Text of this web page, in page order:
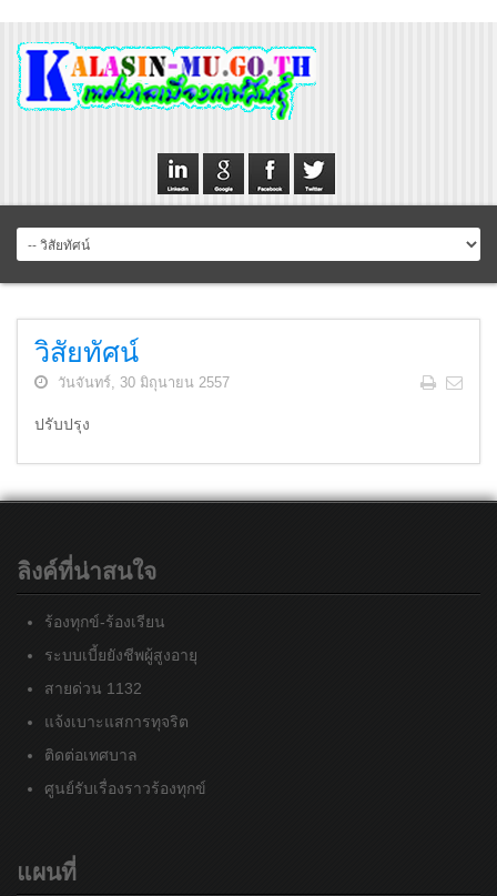
วิสัยทัศน์
วันจันทร์, 30 มิถุนายน 2557
ปรับปรุง
ลิงค์ที่น่าสนใจ
ร้องทุกข์-ร้องเรียน
ระบบเบี้ยยังชีพผู้สูงอายุ
สายด่วน 1132
แจ้งเบาะแสการทุจริต
ติดต่อเทศบาล
ศูนย์รับเรื่องราวร้องทุกข์
แผนที่